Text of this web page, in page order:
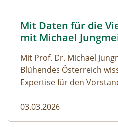
Naturmagazin: Mit Daten
Mit Daten für die
mit Michael
Mit Prof. Dr. Michael
Blühendes Österreich
Expertise für den
03.03.2026